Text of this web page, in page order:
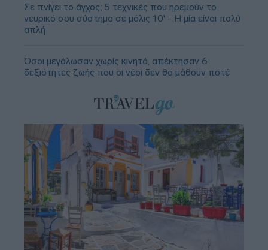
Σε πνίγει το άγχος; 5 τεχνικές που ηρεμούν το
νευρικό σου σύστημα σε μόλις 10' - Η μία είναι πολύ
απλή
Όσοι μεγάλωσαν χωρίς κινητά, απέκτησαν 6
δεξιότητες ζωής που οι νέοι δεν θα μάθουν ποτέ